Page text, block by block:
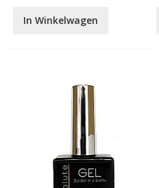
In Winkelwagen